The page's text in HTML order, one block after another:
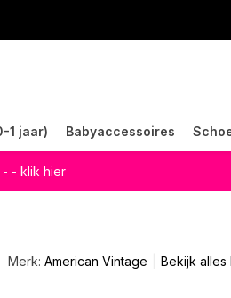
1 jaar) Babyaccessoires
- - klik hier
Merk: American Vintage Bekijk alles